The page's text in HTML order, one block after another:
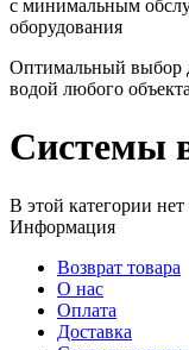
с минимальным
оборудования
Оптимальный выбор
водой любого
Системы
В этой категории нет
Информация
Возврат товара
О нас
Оплата
Доставка